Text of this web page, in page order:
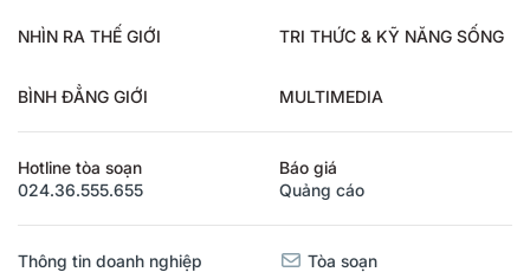
NHÌN RA THẾ GIỚI TRI THỨC & KỸ NĂNG SỐNG
BÌNH ĐẲNG GIỚI MULTIMEDIA
Hotline tòa soạn
024.36.555.655
Báo giá
Quảng cáo
Thông tin doanh nghiệp Tòa soạn